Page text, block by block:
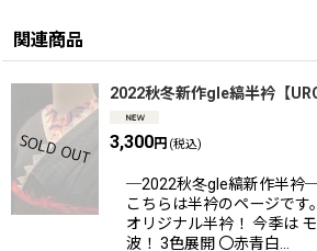
関連商品
2022秋冬新作gle縞半衿【
3,300円 (税込)
─2022秋冬gle縞新作半衿─
こちらは半衿のページです
オリジナル半衿！ 今季は
波！ 3色展開 〇赤青白…